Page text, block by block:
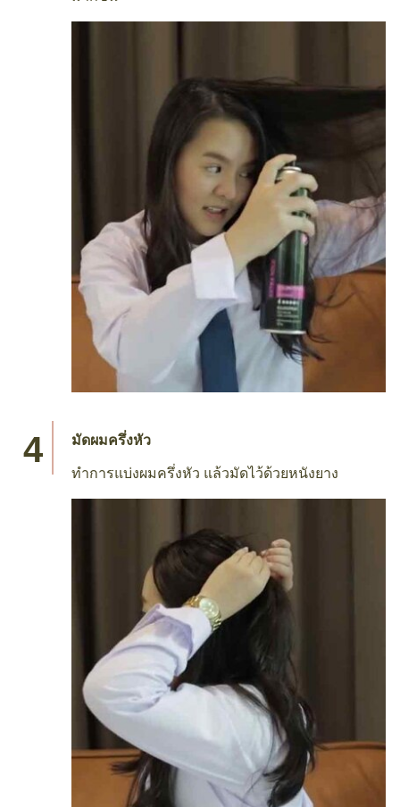
มัดผมครึ่งหัว
ทำการแบ่งผมครึ่งหัว แล้วมัดไว้ด้วยหนังยาง